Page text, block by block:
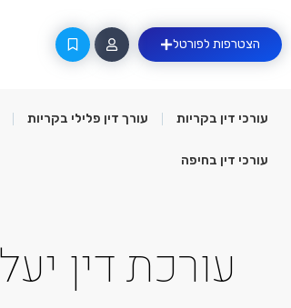
הצטרפות לפורטל
עורכי דין בקריות עורך דין פלילי בקריות
עורכי דין בחיפה
עורכת דין